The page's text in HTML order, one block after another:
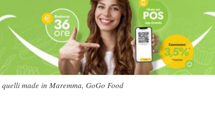
made in Maremma, GoGo Food